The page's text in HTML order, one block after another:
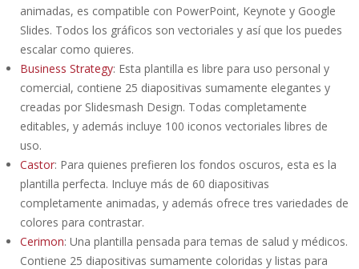
animadas, es compatible con PowerPoint, Keynote y Google
Slides. Todos los gráficos son vectoriales y así que los puedes
escalar como quieres.
Business Strategy: Esta plantilla es libre para uso personal y
comercial, contiene 25 diapositivas sumamente elegantes y
creadas por Slidesmash Design. Todas completamente
editables, y además incluye 100 iconos vectoriales libres de
uso.
Castor: Para quienes prefieren los fondos oscuros, esta es la
plantilla perfecta. Incluye más de 60 diapositivas
completamente animadas, y además ofrece tres variedades de
colores para contrastar.
Cerimon: Una plantilla pensada para temas de salud y médicos.
Contiene 25 diapositivas sumamente coloridas y listas para